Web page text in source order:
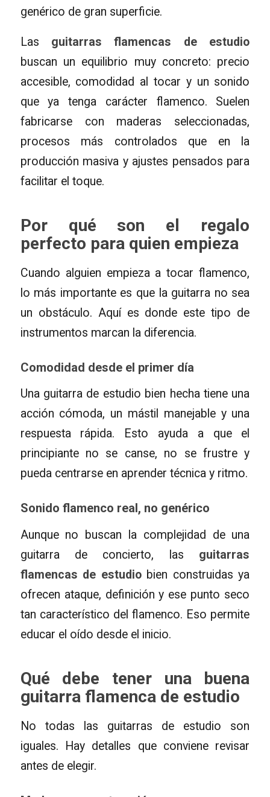
genérico de gran superficie.
Las guitarras flamencas de estudio
buscan un equilibrio muy concreto: precio
accesible, comodidad al tocar y un sonido
que ya tenga carácter flamenco. Suelen
fabricarse con maderas seleccionadas,
procesos más controlados que en la
producción masiva y ajustes pensados para
facilitar el toque.
Por qué son el regalo
perfecto para quien empieza
Cuando alguien empieza a tocar flamenco,
lo más importante es que la guitarra no sea
un obstáculo. Aquí es donde este tipo de
instrumentos marcan la diferencia.
Comodidad desde el primer día
Una guitarra de estudio bien hecha tiene una
acción cómoda, un mástil manejable y una
respuesta rápida. Esto ayuda a que el
principiante no se canse, no se frustre y
pueda centrarse en aprender técnica y ritmo.
Sonido flamenco real, no genérico
Aunque no buscan la complejidad de una
guitarra de concierto, las guitarras
flamencas de estudiobien construidas ya
ofrecen ataque, definición y ese punto seco
tan característico del flamenco. Eso permite
educar el oído desde el inicio.
Qué debe tener una buena
guitarra flamenca de estudio
No todas las guitarras de estudio son
iguales. Hay detalles que conviene revisar
antes de elegir.